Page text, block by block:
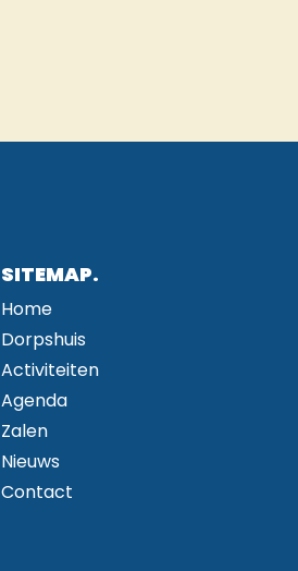
SITEMAP.
Home
Dorpshuis
Activiteiten
Agenda
Zalen
Nieuws
Contact